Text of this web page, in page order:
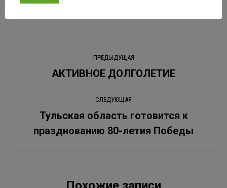
Рубрика:
НавигацияПРЕДЫДУЩАЯ
Предыдущая
АКТИВНОЕ ДОЛГОЛЕТИЕ
СЛЕДУЮЩАЯ
запись:
Тульская область готовится к
празднованию 80-летия Победы